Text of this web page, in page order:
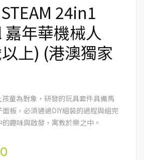
24in1
年華機械人
上) (港澳獨家
孩童為對象，研發的玩具套件具備馬
板，必須通過DIY組裝的過程與組完
趣味與啟發，寓教於樂之中。